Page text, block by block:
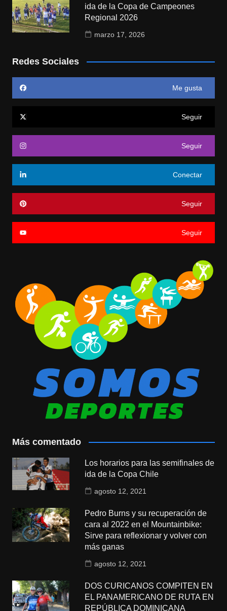
ida de la Copa de Campeones
Regional 2026
marzo 17, 2026
Redes Sociales
Me gusta
Seguir
Seguir
Conectar
Seguir
Seguir
Más comentado
Los horarios para las semifinales de
ida de la Copa Chile
agosto 12, 2021
Pedro Burns y su recuperación de
cara al 2022 en el Mountainbike:
Sirve para reflexionar y volver con
más ganas
agosto 12, 2021
DOS CURICANOS COMPITEN EN
EL PANAMERICANO DE RUTA EN
REPÚBLICA DOMINICANA